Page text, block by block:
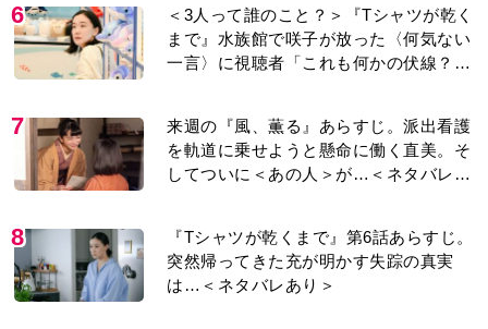
6
＜3人って誰のこと？＞『Tシャツが乾く
まで』水族館で咲子が放った〈何気ない
一言〉に視聴者「これも何かの伏線？」
7
来週の『風、薫る』あらすじ。派出看護
を軌道に乗せようと懸命に働く直美。そ
してついに＜あの人＞が…＜ネタバレあ
8
『Tシャツが乾くまで』第6話あらすじ。
突然帰ってきた充が明かす失踪の真実
は…＜ネタバレあり＞